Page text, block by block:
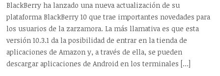
BlackBerry ha lanzado una nueva actualización de su
plataforma BlackBerry 10 que trae importantes novedades para
los usuarios de la zarzamora. La más llamativa es que esta
versión 10.3.1 da la posibilidad de entrar en la tienda de
aplicaciones de Amazon y, a través de ella, se pueden
descargar aplicaciones de Android en los terminales […]